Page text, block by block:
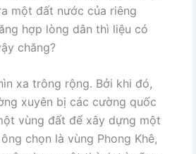
một đất nước của riêng
hợp lòng dân thì liệu có
chăng?
xa trông rộng. Bởi khi đó,
xuyên bị các cường quốc
vùng đất để xây dựng một
chọn là vùng Phong Khê,